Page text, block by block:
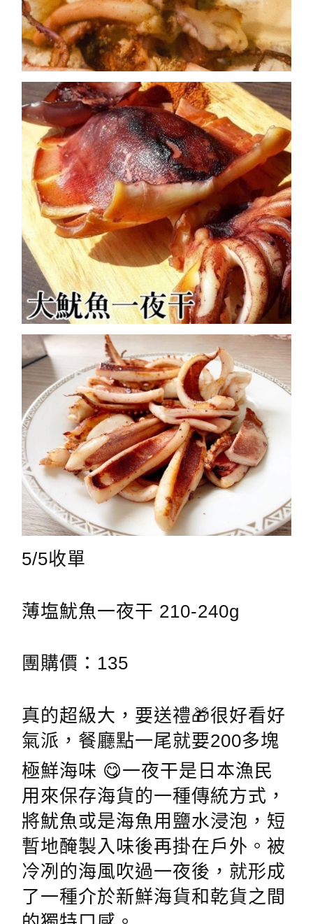
5/5收單
薄塩魷魚一夜干 210-240g
團購價：135
真的超級大，要送禮🎁很好看好
氣派，餐廳點一尾就要200多塊
極鮮海味 😋一夜干是日本漁民
用來保存海貨的一種傳統方式，
將魷魚或是海魚用鹽水浸泡，短
暫地醃製入味後再掛在戶外。被
冷冽的海風吹過一夜後，就形成
了一種介於新鮮海貨和乾貨之間